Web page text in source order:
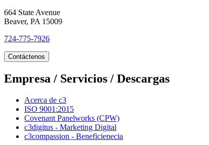
664 State Avenue
Beaver, PA 15009
724-775-7926
Contáctenos
Empresa / Servicios / Descargas
Acerca de c3
ISO 9001:2015
Covenant Panelworks (CPW)
c3digitus - Marketing Digital
c3compassion - Beneficienecia